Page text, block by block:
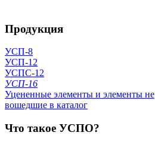
Продукция
УСП-8
УСП-12
УСПС-12
УСП-16
Уцененные элементы и элементы не
вошедшие в каталог
Что такое УСПО?